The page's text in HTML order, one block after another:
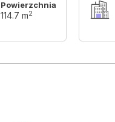
Powierzchnia
114.7 m2